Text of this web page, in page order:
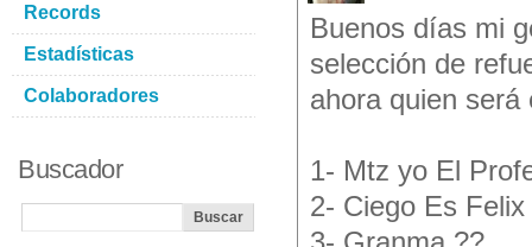
Buenos días mi
selección de
ahora quien será
1- Mtz yo El
2- Ciego Es Felix
Records
Estadísticas
Colaboradores
Buscador